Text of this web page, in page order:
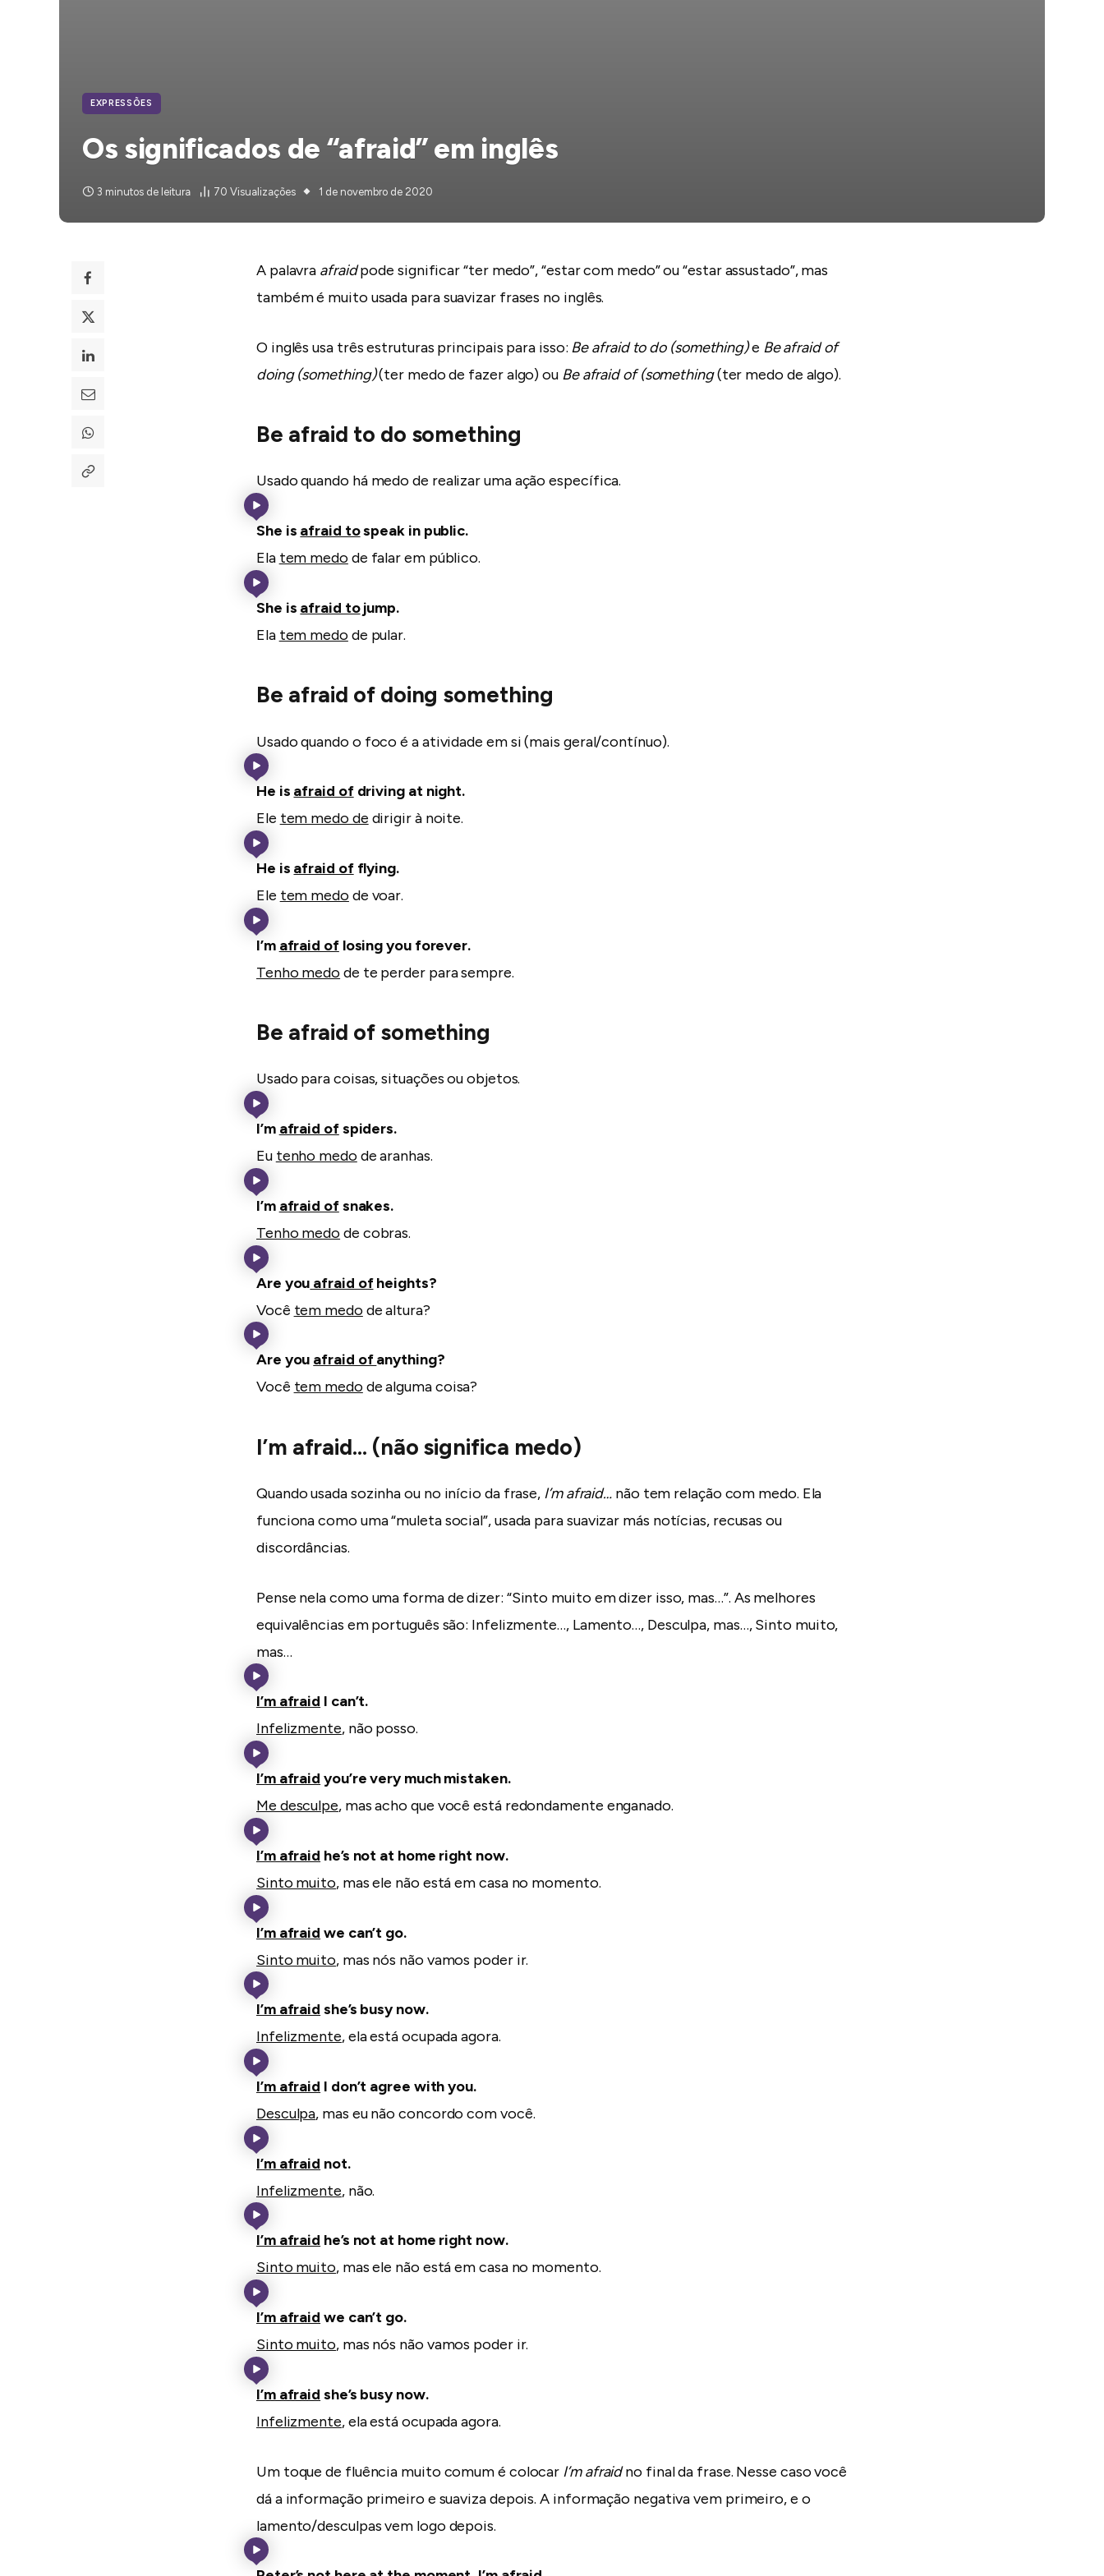
EXPRESSÕES
Os significados de “afraid” em inglês
3 minutos de leitura 70 Visualizações 1 de novembro de 2020
A palavra afraidpode significar “ter medo”, “estar com medo” ou “estar assustado”, mas
também é muito usada para suavizar frases no inglês.
O inglês usa três estruturas principais para isso: Be afraid to do (something)e Be afraid of
doing (something)(ter medo de fazer algo) ou Be afraid of (something(ter medo de algo).
Be afraid to do something
Usado quando há medo de realizar uma ação específica.
She is afraid tospeak in public.
Ela tem medode falar em público.
She is afraid tojump.
Ela tem medode pular.
Be afraid of doing something
Usado quando o foco é a atividade em si (mais geral/contínuo).
He is afraid ofdriving at night.
Ele tem medo de dirigir à noite.
He is afraid offlying.
Ele tem medode voar.
I’m afraid oflosing you forever.
Tenho medode te perder para sempre.
Be afraid of something
Usado para coisas, situações ou objetos.
I’m afraid ofspiders.
Eu tenho medode aranhas.
I’m afraid ofsnakes.
Tenho medode cobras.
Are you afraid ofheights?
Você tem medode altura?
Are you afraid ofanything?
Você tem medode alguma coisa?
I’m afraid… (não significa medo)
Quando usada sozinha ou no início da frase, I’m afraid… não tem relação com medo. Ela
funciona como uma “muleta social”, usada para suavizar más notícias, recusas ou
discordâncias.
Pense nela como uma forma de dizer: “Sinto muito em dizer isso, mas…”. As melhores
equivalências em português são: Infelizmente…, Lamento…, Desculpa, mas…, Sinto muito,
mas…
I’m afraid I can’t.
Infelizmente, não posso.
I’m afraid you’re very much mistaken.
Me desculpe, mas acho que você está redondamente enganado.
I’m afraid he’s not at home right now.
Sinto muito, mas ele não está em casa no momento.
I’m afraid we can’t go.
Sinto muito, mas nós não vamos poder ir.
I’m afraid she’s busy now.
Infelizmente, ela está ocupada agora.
I’m afraid I don’t agree with you.
Desculpa, mas eu não concordo com você.
I’m afraid not.
Infelizmente, não.
I’m afraid he’s not at home right now.
Sinto muito, mas ele não está em casa no momento.
I’m afraid we can’t go.
Sinto muito, mas nós não vamos poder ir.
I’m afraid she’s busy now.
Infelizmente, ela está ocupada agora.
Um toque de fluência muito comum é colocar I’m afraidno final da frase. Nesse caso você
dá a informação primeiro e suaviza depois. A informação negativa vem primeiro, e o
lamento/desculpas vem logo depois.